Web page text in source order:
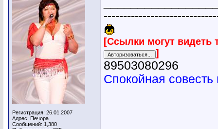
Регистрация: 26.01.2007
Адрес: Печора
Сообщений: 1,380
[Ссылки могут видеть
]
89503080296
Спокойная